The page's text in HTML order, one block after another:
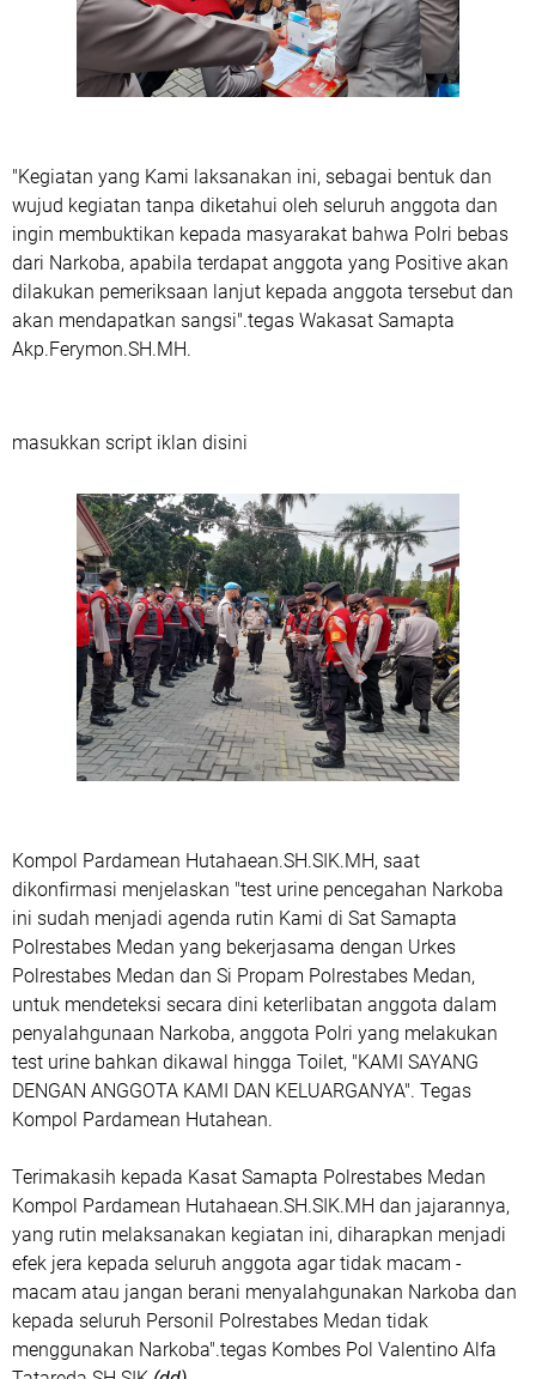
"Kegiatan yang Kami laksanakan ini, sebagai bentuk dan
wujud kegiatan tanpa diketahui oleh seluruh anggota dan
ingin membuktikan kepada masyarakat bahwa Polri bebas
dari Narkoba, apabila terdapat anggota yang Positive akan
dilakukan pemeriksaan lanjut kepada anggota tersebut dan
akan mendapatkan sangsi".tegas Wakasat Samapta
Akp.Ferymon.SH.MH.
masukkan script iklan disini
Kompol Pardamean Hutahaean.SH.SIK.MH, saat
dikonfirmasi menjelaskan "test urine pencegahan Narkoba
ini sudah menjadi agenda rutin Kami di Sat Samapta
Polrestabes Medan yang bekerjasama dengan Urkes
Polrestabes Medan dan Si Propam Polrestabes Medan,
untuk mendeteksi secara dini keterlibatan anggota dalam
penyalahgunaan Narkoba, anggota Polri yang melakukan
test urine bahkan dikawal hingga Toilet, "KAMI SAYANG
DENGAN ANGGOTA KAMI DAN KELUARGANYA". Tegas
Kompol Pardamean Hutahean.
Terimakasih kepada Kasat Samapta Polrestabes Medan
Kompol Pardamean Hutahaean.SH.SIK.MH dan jajarannya,
yang rutin melaksanakan kegiatan ini, diharapkan menjadi
efek jera kepada seluruh anggota agar tidak macam -
macam atau jangan berani menyalahgunakan Narkoba dan
kepada seluruh Personil Polrestabes Medan tidak
menggunakan Narkoba".tegas Kombes Pol Valentino Alfa